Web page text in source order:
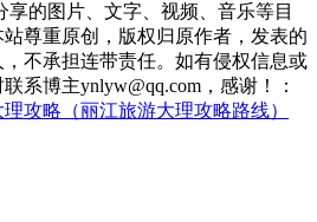
的图片、文字、视频、音乐等目
尊重原创，版权归原作者，发表的
不承担连带责任。如有侵权信息或
系博主ynlyw@qq.com，感谢！：
攻略（丽江旅游大理攻略路线）